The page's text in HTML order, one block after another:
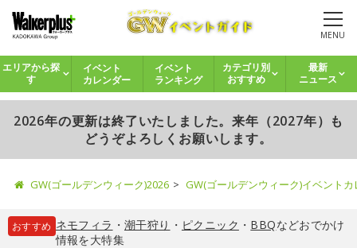
MENU
エリアから探
す
イベント
カレンダー
イベント
ランキング
カテゴリ別
おすすめ
最新
ニュース
2026年の更新は終了いたしました。来年（2027年）も
どうぞよろしくお願いします。
GW(ゴールデンウィーク)2026 GW(ゴールデンウィーク)イベント
おすすめ ネモフィラ ・ 潮干狩り ・ ピクニック ・ BBQなどおでかけ
情報を大特集